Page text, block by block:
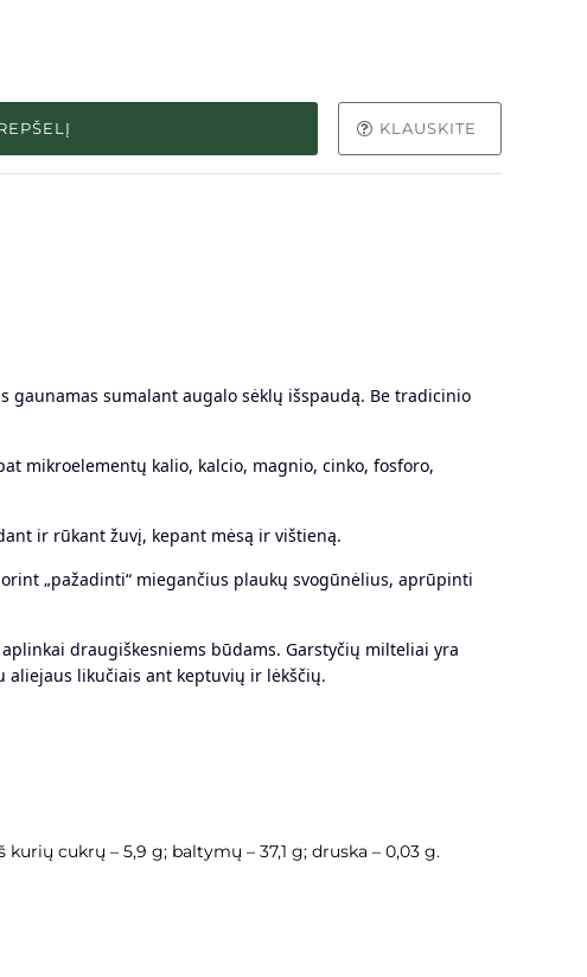
KLAUSKITE
sumalant augalo sėklų išspaudą. Be tradicinio
mikroelementų kalio, kalcio, magnio, cinko, fosforo,
ir rūkant žuvį, kepant mėsą ir vištieną.
„pažadinti“ miegančius plaukų svogūnėlius, aprūpinti
draugiškesniems būdams. Garstyčių milteliai yra
likučiais ant keptuvių ir lėkščių.
cukrų – 5,9 g; baltymų – 37,1 g; druska – 0,03 g.